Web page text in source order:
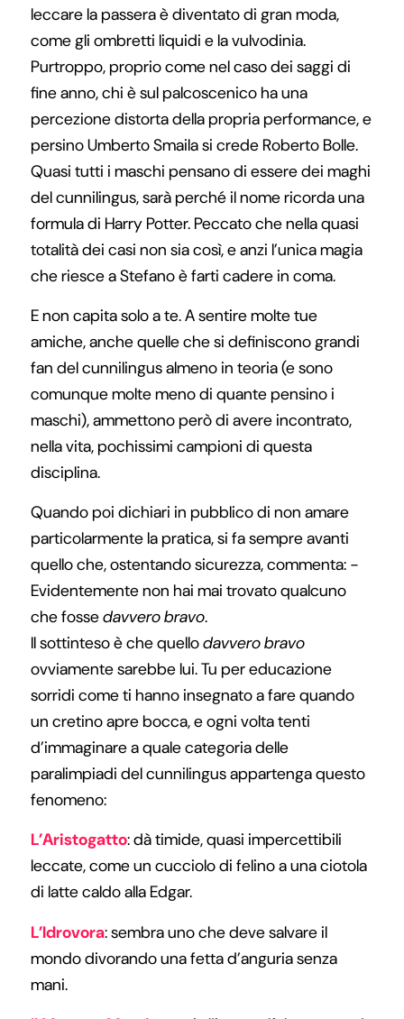
leccare la passera è diventato di gran moda,
come gli ombretti liquidi e la vulvodinia.
Purtroppo, proprio come nel caso dei saggi di
fine anno, chi è sul palcoscenico ha una
percezione distorta della propria performance, e
persino Umberto Smaila si crede Roberto Bolle.
Quasi tutti i maschi pensano di essere dei maghi
del cunnilingus, sarà perché il nome ricorda una
formula di Harry Potter. Peccato che nella quasi
totalità dei casi non sia così, e anzi l’unica magia
che riesce a Stefano è farti cadere in coma.
E non capita solo a te. A sentire molte tue
amiche, anche quelle che si definiscono grandi
fan del cunnilingus almeno in teoria (e sono
comunque molte meno di quante pensino i
maschi), ammettono però di avere incontrato,
nella vita, pochissimi campioni di questa
disciplina.
Quando poi dichiari in pubblico di non amare
particolarmente la pratica, si fa sempre avanti
quello che, ostentando sicurezza, commenta: -
Evidentemente non hai mai trovato qualcuno
che fossedavvero bravo.
Il sottinteso è che quellodavvero bravo
ovviamente sarebbe lui. Tu per educazione
sorridi come ti hanno insegnato a fare quando
un cretino apre bocca, e ogni volta tenti
d’immaginare a quale categoria delle
paralimpiadi del cunnilingus appartenga questo
fenomeno:
L’Aristogatto: dà timide, quasi impercettibili
leccate, come un cucciolo di felino a una ciotola
di latte caldo alla Edgar.
L’Idrovora: sembra uno che deve salvare il
mondo divorando una fetta d’anguria senza
mani.